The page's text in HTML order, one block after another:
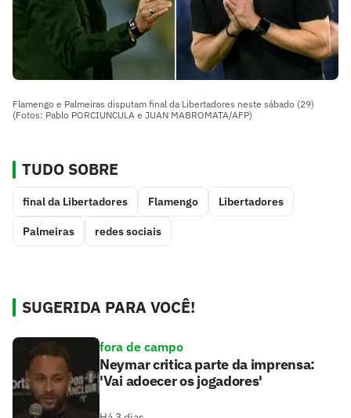
Flamengo e Palmeiras disputam final da Libertadores neste sábado (29)
(Fotos: Pablo PORCIUNCULA e JUAN MABROMATA/AFP)
TUDO SOBRE
final da Libertadores Flamengo Libertadores
Palmeiras redes sociais
SUGERIDA PARA VOCÊ!
fora de campo
Neymar critica parte da imprensa:
'Vai adoecer os jogadores'